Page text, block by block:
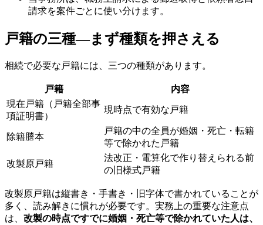
請求を案件ごとに使い分けます。
戸籍の三種—まず種類を押さえる
相続で必要な戸籍には、三つの種類があります。
戸籍
内容
現在戸籍（戸籍全部事
項証明書）
現時点で有効な戸籍
除籍謄本
戸籍の中の全員が婚姻・死亡・転籍
等で除かれた戸籍
改製原戸籍
法改正・電算化で作り替えられる前
の旧様式戸籍
改製原戸籍は縦書き・手書き・旧字体で書かれていることが
多く、読み解きに慣れが必要です。実務上の重要な注意点
は、 改製の時点ですでに婚姻・死亡等で除かれていた人は、